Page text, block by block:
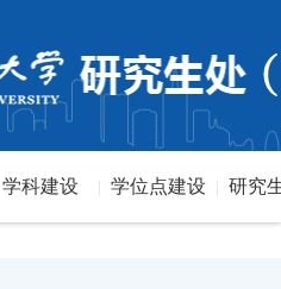
学科建设 学位点建设 研究